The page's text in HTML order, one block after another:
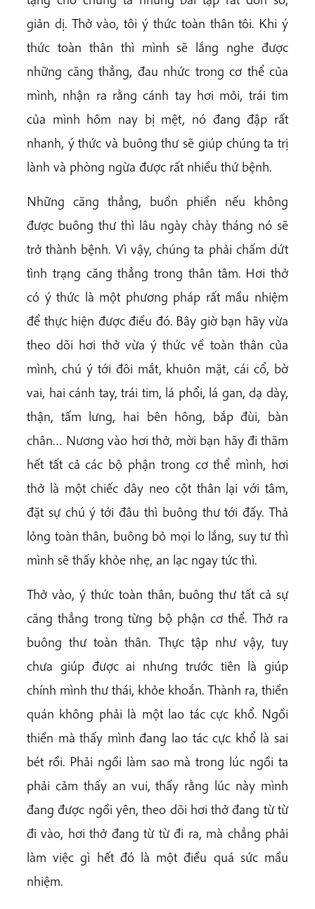
giản dị. Thở vào, tôi ý thức toàn thân tôi. Khi ý
thức toàn thân thì mình sẽ lắng nghe được
những căng thẳng, đau nhức trong cơ thể của
mình, nhận ra rằng cánh tay hơi mỏi, trái tim
của mình hôm nay bị mệt, nó đang đập rất
nhanh, ý thức và buông thư sẽ giúp chúng ta trị
lành và phòng ngừa được rất nhiều thứ bệnh.
Những căng thẳng, buồn phiền nếu không
được buông thư thì lâu ngày chày tháng nó sẽ
trở thành bệnh. Vì vậy, chúng ta phải chấm dứt
tình trạng căng thẳng trong thân tâm. Hơi thở
có ý thức là một phương pháp rất mầu nhiệm
để thực hiện được điều đó. Bây giờ bạn hãy vừa
theo dõi hơi thở vừa ý thức về toàn thân của
mình, chú ý tới đôi mắt, khuôn mặt, cái cổ, bờ
vai, hai cánh tay, trái tim, lá phổi, lá gan, dạ dày,
thận, tấm lưng, hai bên hông, bắp đùi, bàn
chân… Nương vào hơi thở, mời bạn hãy đi thăm
hết tất cả các bộ phận trong cơ thể mình, hơi
thở là một chiếc dây neo cột thân lại với tâm,
đặt sự chú ý tới đâu thì buông thư tới đấy. Thả
lỏng toàn thân, buông bỏ mọi lo lắng, suy tư thì
mình sẽ thấy khỏe nhẹ, an lạc ngay tức thì.
Thở vào, ý thức toàn thân, buông thư tất cả sự
căng thẳng trong từng bộ phận cơ thể. Thở ra
buông thư toàn thân. Thực tập như vậy, tuy
chưa giúp được ai nhưng trước tiên là giúp
chính mình thư thái, khỏe khoắn. Thành ra, thiền
quán không phải là một lao tác cực khổ. Ngồi
thiền mà thấy mình đang lao tác cực khổ là sai
bét rồi. Phải ngồi làm sao mà trong lúc ngồi ta
phải cảm thấy an vui, thấy rằng lúc này mình
đang được ngồi yên, theo dõi hơi thở đang từ từ
đi vào, hơi thở đang từ từ đi ra, mà chẳng phải
làm việc gì hết đó là một điều quá sức mầu
nhiệm.